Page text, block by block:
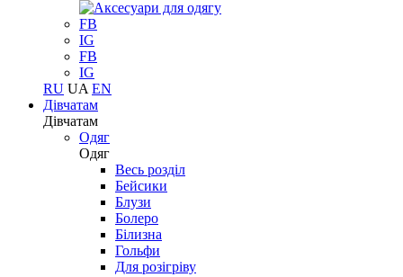
FB
IG
FB
IG
RU UA EN
Дівчатам
Дівчатам
Одяг
Одяг
Весь розділ
Бейсики
Блузи
Болеро
Білизна
Гольфи
Для розігріву